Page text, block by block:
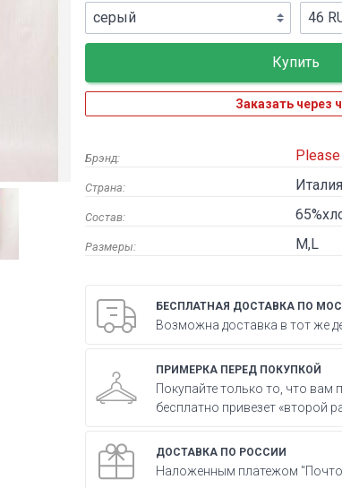
Заказать через
Брэнд: Please
Страна: Италия
Состав:
Размеры: М,L
БЕСПЛАТНАЯ ДОСТАВКА ПО
Возможна доставка в тот же
ПРИМЕРКА ПЕРЕД ПОКУПКОЙ
Покупайте только то, что вам
бесплатно привезет «второй
ДОСТАВКА ПО РОССИИ
Наложенным платежом